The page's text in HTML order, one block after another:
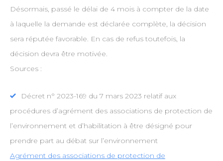
Désormais, passé le délai de 4 mois à compter de la date
à laquelle la demande est déclarée complète, la décision
sera réputée favorable. En cas de refus toutefois, la
décision devra être motivée.
Sources :
Décret n° 2023-169 du 7 mars 2023 relatif aux
procédures d’agrément des associations de protection de
l’environnement et d’habilitation à être désigné pour
prendre part au débat sur l’environnement
Agrément des associations de protection de